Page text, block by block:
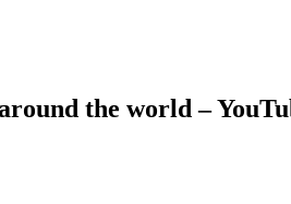
the world –